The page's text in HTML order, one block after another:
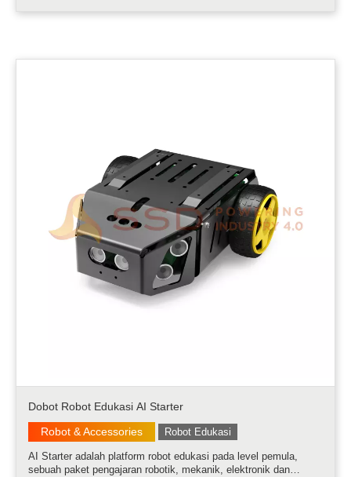
Dobot Robot Edukasi AI Starter
Robot & Accessories
Robot Edukasi
AI Starter adalah platform robot edukasi pada level pemula,
sebuah paket pengajaran robotik, mekanik, elektronik dan